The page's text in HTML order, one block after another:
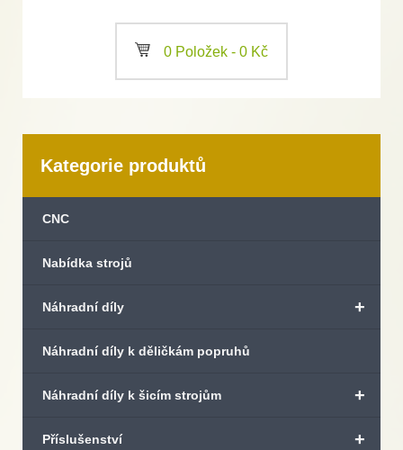
a 0 Položek - 0 Kč
Kategorie produktů
CNC
Nabídka strojů
+
Náhradní díly
Náhradní díly k děličkám popruhů
+
Náhradní díly k šicím strojům
+
Příslušenství